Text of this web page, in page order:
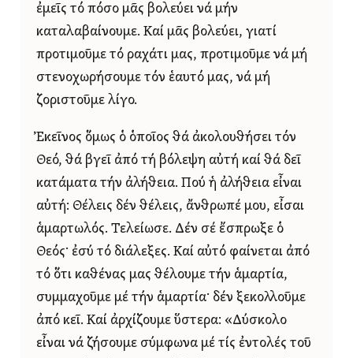
ἐμεῖς τό πόσο μᾶς βολεύει νά μήν
καταλαβαίνουμε. Καί μᾶς βολεύει, γιατί
προτιμοῦμε τό ραχάτι μας, προτιμοῦμε νά μή
στενοχωρήσουμε τόν ἑαυτό μας, νά μή
ζοριστοῦμε λίγο.
Ἐκεῖνος ὅμως ὁ ὁποῖος θά ἀκολουθήσει τόν
Θεό, θά βγεῖ ἀπό τή βόλεψη αὐτή καί θά δεῖ
κατάματα τήν ἀλήθεια. Πού ἡ ἀλήθεια εἶναι
αὐτή: Θέλεις δέν θέλεις, ἄνθρωπέ μου, εἶσαι
ἁμαρτωλός. Τελείωσε. Δέν σέ ἔσπρωξε ὁ
Θεός· ἐσύ τό διάλεξες. Καί αὐτό φαίνεται ἀπό
τό ὅτι καθένας μας θέλουμε τήν ἁμαρτία,
συμμαχοῦμε μέ τήν ἁμαρτία· δέν ξεκολλοῦμε
ἀπό κεῖ. Καί ἀρχίζουμε ὕστερα: «Δύσκολο
εἶναι νά ζήσουμε σύμφωνα μέ τίς ἐντολές τοῦ